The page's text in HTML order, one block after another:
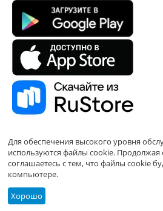
Для обеспечения высокого уровня
используются файлы cookie. Продолжая
соглашаетесь с тем, что файлы cookie
компьютере.
Хорошо